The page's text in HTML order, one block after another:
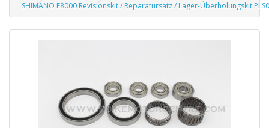
SHIMANO E8000 Revisionskit / Reparatursatz / Lager-Überholungskit